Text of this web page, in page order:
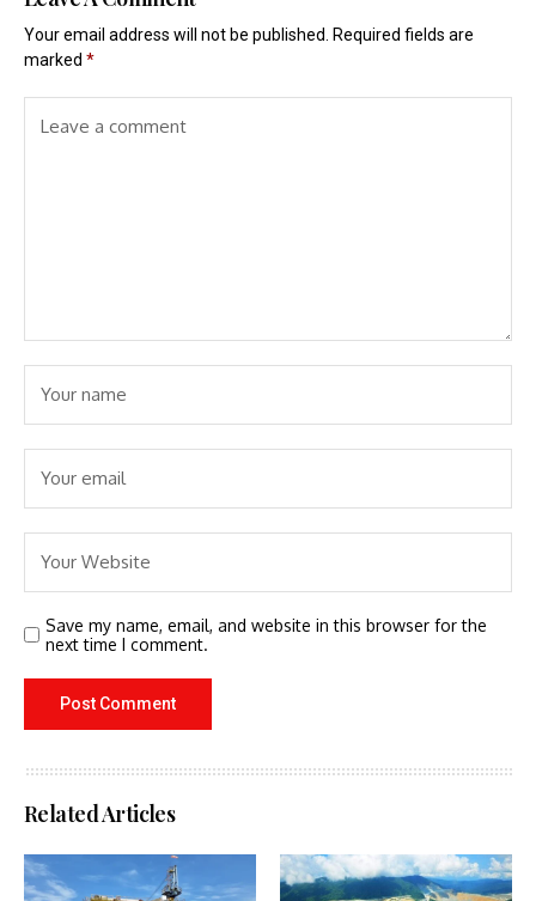
Your email address will not be published.
Required fields are
marked *
Save my name, email, and website in this browser for the
next time I comment.
Related Articles